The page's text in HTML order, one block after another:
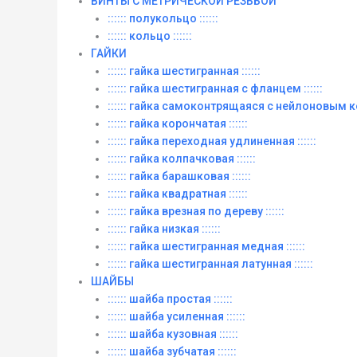
:::::: полукольцо ::::::
:::::: кольцо ::::::
ГАЙКИ
:::::: гайка шестигранная ::::::
:::::: гайка шестигранная с фланцем ::::::
:::::: гайка самоконтрящаяся с нейлоновым
:::::: гайка корончатая ::::::
:::::: гайка переходная удлиненная ::::::
:::::: гайка колпачковая ::::::
:::::: гайка барашковая ::::::
:::::: гайка квадратная ::::::
:::::: гайка врезная по дереву ::::::
:::::: гайка низкая ::::::
:::::: гайка шестигранная медная ::::::
:::::: гайка шестигранная латунная ::::::
ШАЙБЫ
:::::: шайба простая ::::::
:::::: шайба усиленная ::::::
:::::: шайба кузовная ::::::
:::::: шайба зубчатая ::::::